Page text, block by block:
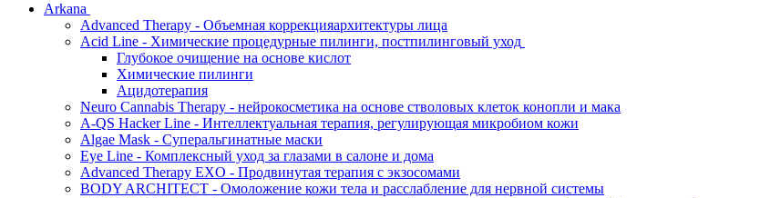
Arkana
Advanced Therapy - Объемная коррекцияархитектуры лица
Acid Line - Химические процедурные пилинги, постпилинговый уход
Глубокое очищение на основе кислот
Химические пилинги
Ацидотерапия
Neuro Cannabis Therapy - нейрокосметика на основе стволовых клеток конопли и мака
A-QS Hacker Line - Интеллектуальная терапия, регулирующая микробиом кожи
Algae Mask - Суперальгинатные маски
Eye Line - Комплексный уход за глазами в салоне и дома
Advanced Therapy EXO - Продвинутая терапия с экзосомами
BODY ARCHITECT - Омоложение кожи тела и расслабление для нервной системы